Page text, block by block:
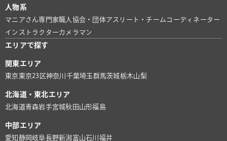
人物系
マニアさん専門家職人 協会・団体アスリート・チーム コーディネーター
インストラクターカメラマン
エリアで探す
関東エリア
東京東京23区神奈川 千葉埼玉群馬茨城栃木山梨
北海道・東北エリア
北海道青森岩手宮城秋田 山形福島
中部エリア
愛知 静岡 岐阜長野新潟富山石川 福井